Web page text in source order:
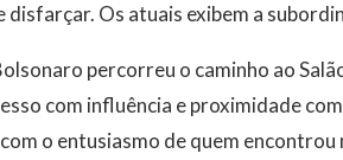
disfarçar. Os atuais exibem a
percorreu o caminho ao
com influência e proximidade
o entusiasmo de quem